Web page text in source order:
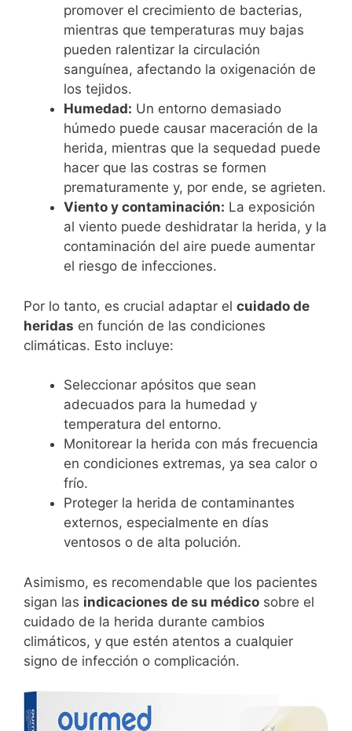
promover el crecimiento de bacterias,
mientras que temperaturas muy bajas
pueden ralentizar la circulación
sanguínea, afectando la oxigenación de
los tejidos.
Humedad: Un entorno demasiado
húmedo puede causar maceración de la
herida, mientras que la sequedad puede
hacer que las costras se formen
prematuramente y, por ende, se agrieten.
Viento y contaminación: La exposición
al viento puede deshidratar la herida, y la
contaminación del aire puede aumentar
el riesgo de infecciones.
Por lo tanto, es crucial adaptar el cuidado de
heridas en función de las condiciones
climáticas. Esto incluye:
Seleccionar apósitos que sean
adecuados para la humedad y
temperatura del entorno.
Monitorear la herida con más frecuencia
en condiciones extremas, ya sea calor o
frío.
Proteger la herida de contaminantes
externos, especialmente en días
ventosos o de alta polución.
Asimismo, es recomendable que los pacientes
sigan las indicaciones de su médico sobre el
cuidado de la herida durante cambios
climáticos, y que estén atentos a cualquier
signo de infección o complicación.